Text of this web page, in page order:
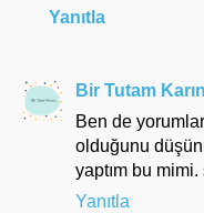
Yanıtla
Bir Tutam
Ben de
olduğunu
yaptım bu mimi.
Yanıtla